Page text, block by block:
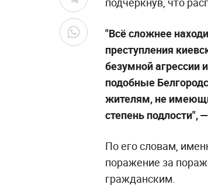
"Всё сложнее
преступления
безумной агрессии
подобные
жителям, не
степень подлости", —
По его словам,
поражение за
гражданским.